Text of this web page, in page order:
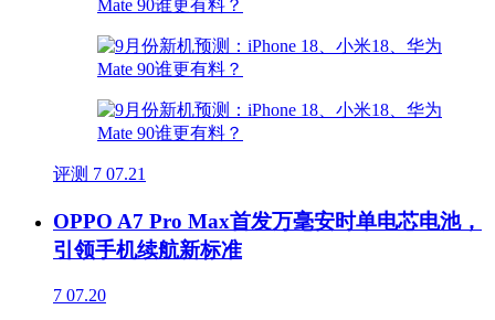
评测 7 07.21
OPPO A7 Pro Max首发万毫安时单电芯电池，
引领手机续航新标准
7 07.20